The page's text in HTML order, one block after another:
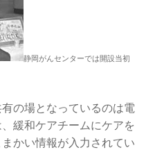
静岡がんセンターでは開設当初
の場となっているのは電
緩和ケアチームにケアを
かい情報が入力されてい